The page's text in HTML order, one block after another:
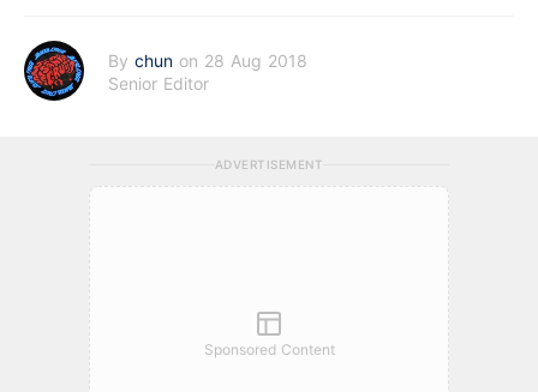
By chun on 28 Aug 2018
Senior Editor
ADVERTISEMENT
Sponsored Content